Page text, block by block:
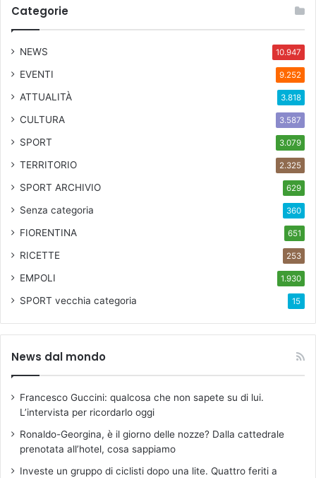
n
n
t
e
n
l
t
t
n
e
M
d
f
i
c
a
c
Categorie
NEWS 10.947
EVENTI 9.252
ATTUALITÀ 3.818
CULTURA 3.587
SPORT 3.079
TERRITORIO 2.325
SPORT ARCHIVIO 629
Senza categoria 360
FIORENTINA 651
RICETTE 253
EMPOLI 1.930
SPORT vecchia categoria 15
News dal mondo
Francesco Guccini: qualcosa che non sapete su di lui.
L’intervista per ricordarlo oggi
Ronaldo-Georgina, è il giorno delle nozze? Dalla cattedrale
prenotata all’hotel, cosa sappiamo
Investe un gruppo di ciclisti dopo una lite. Quattro feriti a